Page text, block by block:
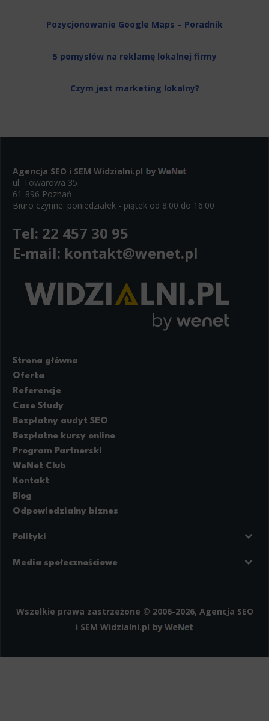
Pozycjonowanie Google Maps – Poradnik
5 pomysłów na reklamę lokalnej firmy
Czym jest marketing lokalny?
Agencja SEO i SEM Widzialni.pl
ul. Towarowa 35
61-896 Poznań
Biuro czynne: poniedziałek - piątek od 8:00 do 16:00
Tel: 22 457 30 95
E-mail: kontakt@wenet.pl
Strona główna
Oferta
Referencje
Case Study
Bezpłatny audyt SEO
Bezpłatne kursy online
Program Partnerski
WeNet Club
Kontakt
Blog
Odpowiedzialny biznes
Polityki
Regulamin strony
Media społecznościowe
Wszelkie prawa zastrzeżone © 2006-2026, Agencja SEO
i SEM Widzialni.pl